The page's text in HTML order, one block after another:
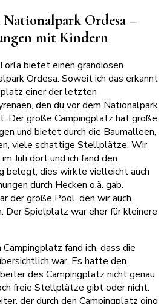
Ordesa –
mit Kindern
bietet einen grandiosen
Ordesa. Soweit ich das erkannt
einer der letzten
den du vor dem Nationalpark
Der große Campingplatz hat große
und bietet durch die Baumalleen,
viele schattige Stellplätze. Wir
Juli dort und ich fand den
belegt, dies wirkte vielleicht auch
durch Hecken o.ä. gab.
der große Pool, den wir auch
Der Spielplatz war eher für kleinere
fand ich, dass die
war. Es hatte den
des Campingplatz nicht genau
freie Stellplätze gibt oder nicht.
der durch den Campingplatz ging